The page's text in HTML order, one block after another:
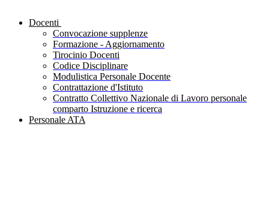
Docenti
Convocazione supplenze
Formazione - Aggiornamento
Tirocinio Docenti
Codice Disciplinare
Modulistica Personale Docente
Contrattazione d'Istituto
Contratto Collettivo Nazionale di Lavoro personale
comparto Istruzione e ricerca
Personale ATA